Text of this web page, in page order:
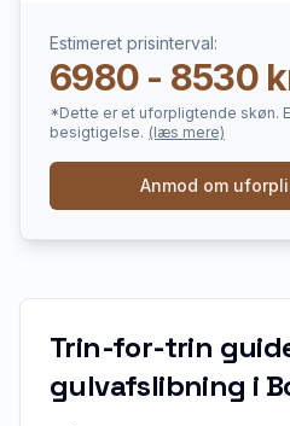
Estimeret prisinterval:
6980 - 8530
*Dette er et uforpligtende skøn.
besigtigelse. (læs mere)
Anmod om
Trin-for-trin
gulvafslibning i